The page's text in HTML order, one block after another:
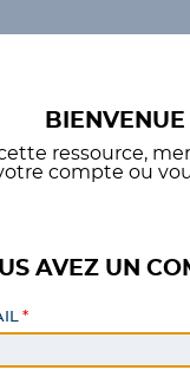
BIENVENUE
ressource,
compte ou
AVEZ UN